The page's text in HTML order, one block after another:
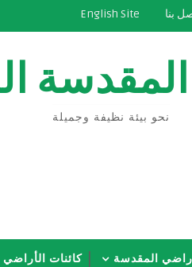
بنا English Site
نحو بيئة نظيفة وجميلة
المقدسة كائنات